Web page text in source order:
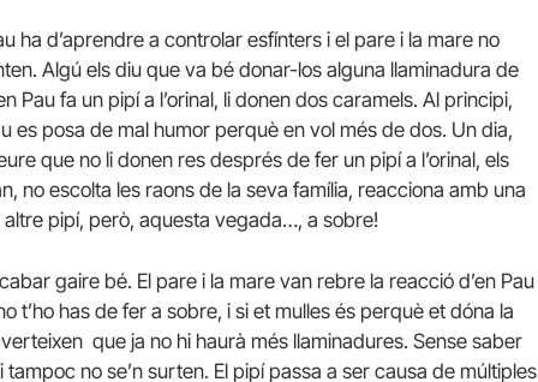
ha d’aprendre a controlar esfínters i el pare i la mare no
Algú els diu que va bé donar-los alguna llaminadura de
Pau fa un pipí a l’orinal, li donen dos caramels. Al principi,
es posa de mal humor perquè en vol més de dos. Un dia,
que no li donen res després de fer un pipí a l’orinal, els
no escolta les raons de la seva família, reacciona amb una
pipí, però, aquesta vegada…, a sobre!
gaire bé. El pare i la mare van rebre la reacció d’en Pau
t’ho has de fer a sobre, i si et mulles és perquè et dóna la
que ja no hi haurà més llaminadures. Sense saber
no se’n surten. El pipí passa a ser causa de múltiples